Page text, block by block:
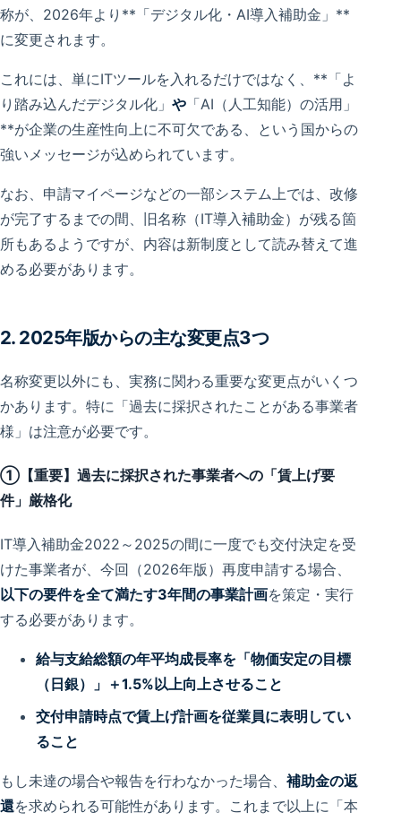
称が、2026年より**「デジタル化・AI導入補助金」**
に変更されます。
これには、単にITツールを入れるだけではなく、**「よ
り踏み込んだデジタル化」 や 「AI（人工知能）の活用」
**が企業の生産性向上に不可欠である、という国からの
強いメッセージが込められています。
なお、申請マイページなどの一部システム上では、改修
が完了するまでの間、旧名称（IT導入補助金）が残る箇
所もあるようですが、内容は新制度として読み替えて進
める必要があります。
2. 2025年版からの主な変更点3つ
名称変更以外にも、実務に関わる重要な変更点がいくつ
かあります。特に「過去に採択されたことがある事業者
様」は注意が必要です。
①【重要】過去に採択された事業者への「賃上げ要
件」厳格化
IT導入補助金2022～2025の間に一度でも交付決定を受
けた事業者が、今回（2026年版）再度申請する場合、
以下の要件を全て満たす3年間の事業計画を策定・実行
する必要があります。
給与支給総額の年平均成長率を「物価安定の目標
（日銀）」＋1.5%以上向上させること
交付申請時点で賃上げ計画を従業員に表明してい
ること
もし未達の場合や報告を行わなかった場合、 補助金の返
還を求められる可能性があります。これまで以上に「本